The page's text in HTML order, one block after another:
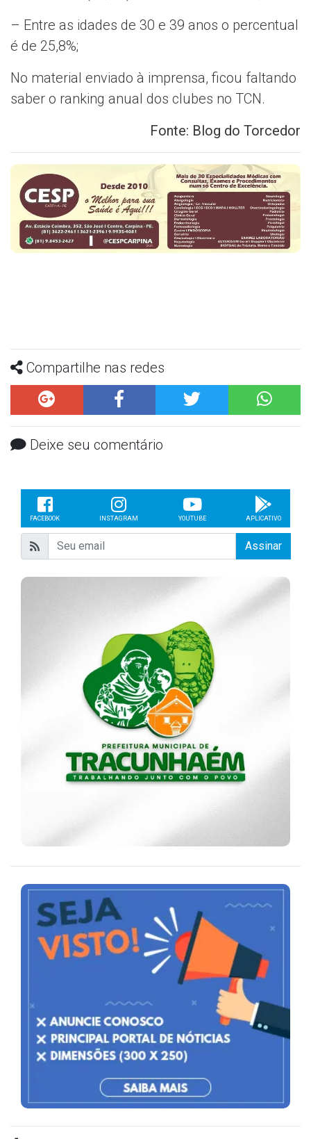
– Entre as idades de 30 e 39 anos o percentual
é de 25,8%;
No material enviado à imprensa, ficou faltando
saber o ranking anual dos clubes no TCN.
Fonte: Blog do Torcedor
Compartilhe nas redes
Deixe seu comentário
FACEBOOK INSTAGRAM YOUTUBE APLICATIVO
Assinar